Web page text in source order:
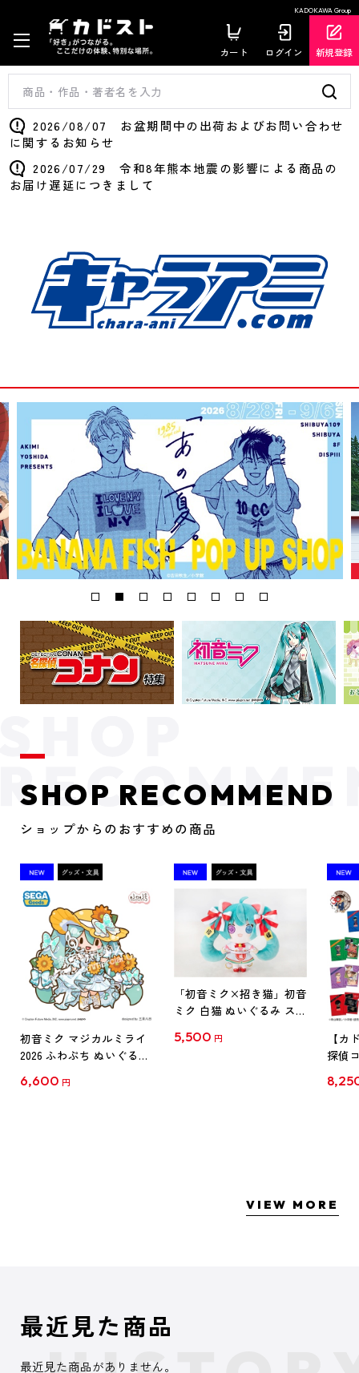
KADOKAWA Group
カート ログイン 新規登録
2026/08/07 お盆期間中の出荷およびお問い合わせ
に関するお知らせ
2026/07/29 令和8年熊本地震の影響による商品の
お届け遅延につきまして
SHOP RECOMMEND
ショップからのおすすめの商品
初音ミク マジカルミライ
2026 ふわぷち ぬいぐるみ
6,600 円
「初音ミク×招き猫」初音
ミク 白猫 ぬいぐるみ スタ
5,500 円
【カ
探偵
クリ
VIEW MORE
最近見た商品
最近見た商品がありません。